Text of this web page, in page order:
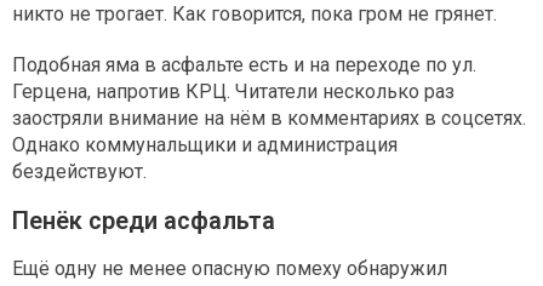
никто не трогает. Как говорится, пока гром не грянет.
Подобная яма в асфальте есть и на переходе по ул.
Герцена, напротив КРЦ. Читатели несколько раз
заостряли внимание на нём в комментариях в соцсетях.
Однако коммунальщики и администрация
бездействуют.
Пенёк среди асфальта
Ещё одну не менее опасную помеху обнаружил